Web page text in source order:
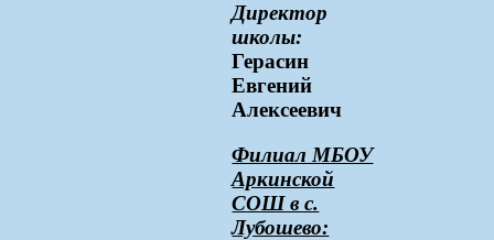
Директор
школы:
Герасин
Евгений
Алексеевич
Филиал МБОУ
Аркинской
СОШ в с.
Лубошево: